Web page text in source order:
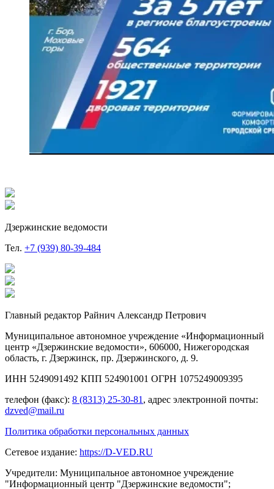
Дзержинские ведомости
Тел. +7 (939) 80-39-484
Главный редактор Райнич Александр Петрович
Муниципальное автономное учреждение «Информационный
центр «Дзержинские ведомости», 606000, Нижегородская
область, г. Дзержинск, пр. Дзержинского, д. 9.
ИНН 5249091492 КПП 524901001 ОГРН 1075249009395
телефон (факс): 8 (8313) 25-30-81 , адрес электронной почты:
dzved@mail.ru
Политика обработки персональных данных
Сетевое издание: https://D-VED.RU
Учредители: Муниципальное автономное учреждение
"Информационный центр "Дзержинские ведомости";